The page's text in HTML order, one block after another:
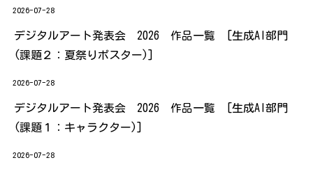
2026-07-28
デジタルアート発表会 2026 作品一覧 [生成AI部門
(課題２：夏祭りポスター)]
2026-07-28
デジタルアート発表会 2026 作品一覧 [生成AI部門
(課題１：キャラクター)]
2026-07-28